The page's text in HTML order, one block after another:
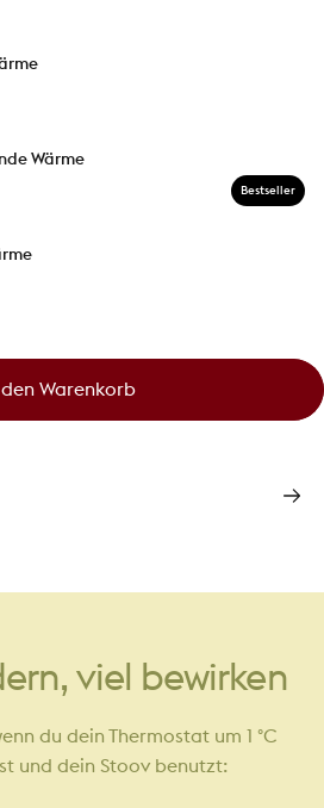
Wärme
Bestseller
den Warenkorb
viel bewirken
du dein Thermostat um 1 °C
und dein Stoov benutzt: